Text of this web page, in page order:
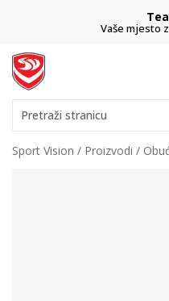
Vaše mjesto
Pretraži stranicu
Sport Vision Proizvodi